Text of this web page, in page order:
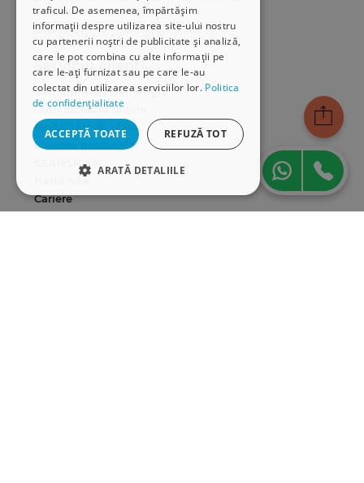
traficul. De asemenea, împărtășim
informații despre utilizarea site-ului nostru
cu partenerii noștri de publicitate și analiză,
care le pot combina cu alte informații pe
care le-ați furnizat sau pe care le-au
colectat din utilizarea serviciilor lor. Politica
de confidențialitate
ACCEPTĂ TOATE REFUZĂ TOT
ARATĂ DETALIILE
STRICT NECESARE
Politica de cookies
ANPC
Serviciu clienți
Comunitatea Hamangiu
Cum comand online
Modalități de plată
Livrarea produselor
SEAP/SICAP
Hartă site
Cariere